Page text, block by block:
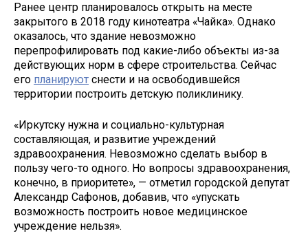
Ранее центр планировалось открыть на месте
закрытого в 2018 году кинотеатра «Чайка». Однако
оказалось, что здание невозможно
перепрофилировать под какие-либо объекты из-за
действующих норм в сфере строительства. Сейчас
его планируют снести и на освободившейся
территории построить детскую поликлинику.
«Иркутску нужна и социально-культурная
составляющая, и развитие учреждений
здравоохранения. Невозможно сделать выбор в
пользу чего-то одного. Но вопросы здравоохранения,
конечно, в приоритете», — отметил городской депутат
Александр Сафонов, добавив, что «упускать
возможность построить новое медицинское
учреждение нельзя».